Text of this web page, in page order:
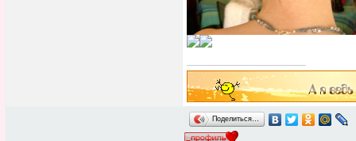
Поделиться…